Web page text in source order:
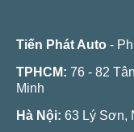
Tiến Phát Auto -
TPHCM: 76 - 82
Minh
Hà Nội: 63 Lý Sơn,